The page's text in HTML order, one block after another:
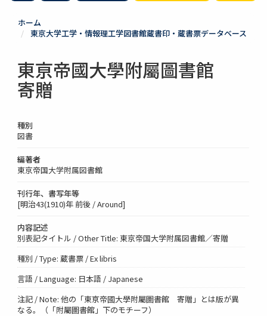
ホーム
東京大学工学・情報理工学図書館蔵書印・蔵書票データベース
東亰帝國大學附屬圖書館
寄贈
種別
図書
編著者
東京帝国大学附属図書館
刊行年、書写年等
[明治43(1910)年 前後 / Around]
内容記述
別表記タイトル / Other Title: 東京帝国大学附属図書館／寄贈
種別 / Type: 蔵書票 / Ex libris
言語 / Language: 日本語 / Japanese
注記 / Note: 他の「東亰帝國大學附屬圖書館 寄贈」とは版が異
なる。（「附屬圖書館」下のモチーフ）